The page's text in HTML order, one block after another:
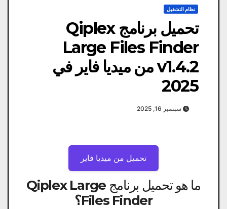
نظام التشغيل
تحميل برنامج Qiplex
Large Files Finder
v1.4.2 من ميديا ​​فاير في
2025
سبتمبر 16, 2025
تحميل من ميديا ​​فاير
ما هو تحميل برنامج Qiplex Large
Files Finder؟